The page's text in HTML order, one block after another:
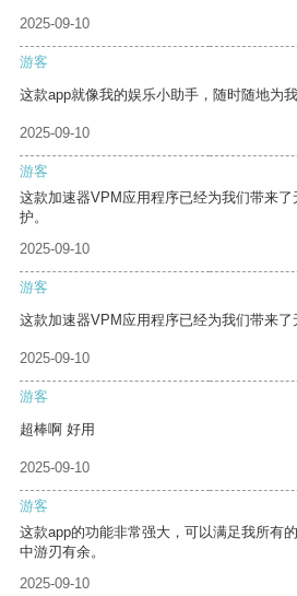
2025-09-10
游客
这款app就像我的娱乐小助手，随时随地为
2025-09-10
游客
这款加速器VPM应用程序已经为我们带来
护。
2025-09-10
游客
这款加速器VPM应用程序已经为我们带来了
2025-09-10
游客
超棒啊 好用
2025-09-10
游客
这款app的功能非常强大，可以满足我所有
中游刃有余。
2025-09-10